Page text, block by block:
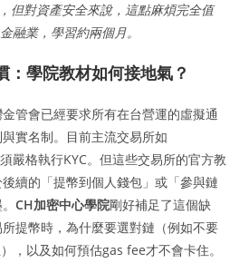
但對資產安全來說，這點麻煩完全值
業，學習約兩個月。
：學院教材如何接地氣？
管會已經要求所有在台營運的虛擬通
實名制。目前主流交易所如
嚴格執行KYC。但這些交易所的官方教
續的「提幣到個人錢包」或「參與鏈
。CH加密中心學院剛好補足了這個缺
提幣時，為什麼要選對鏈（例如不要
，以及如何預估gas fee才不會卡住。